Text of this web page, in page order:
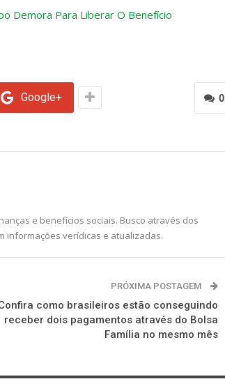
Demora Para Liberar O Benefício
0
Google+
e benefícios sociais. Busco através dos
informações verídicas e atualizadas.
PRÓXIMA POSTAGEM
como brasileiros estão conseguindo
receber dois pagamentos através do Bolsa
Família no mesmo mês